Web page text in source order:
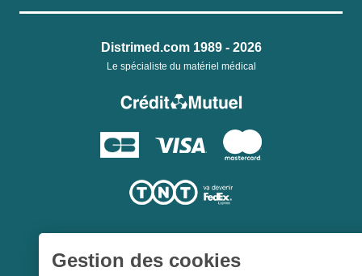
Distrimed.com 1989 - 2026
Le spécialiste du matériel médical
Gestion des cookies